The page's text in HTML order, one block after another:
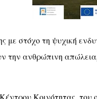
με στόχο τη ψυχική
την ανθρώπινη
Κοινότητας, του